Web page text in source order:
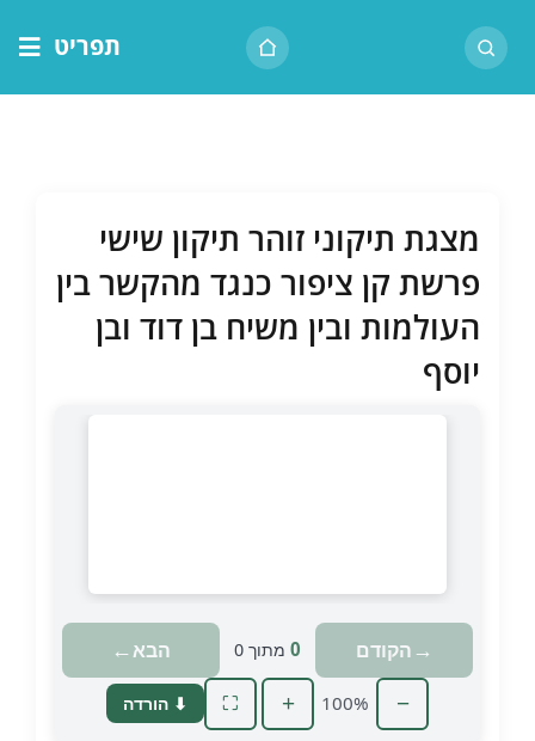
לתוכן
תפריט
שיעור יומי
מאמרים
צור קשר
מצגת תיקוני זוהר תיקון שישי
פרשת קן ציפור כנגד מהקשר בין
העולמות ובין משיח בן דוד ובן
יוסף
טוען מצגת…
→הקודם 0 מתוך 0 הבא←
−
100%
+
⛶ ⬇ הורדה